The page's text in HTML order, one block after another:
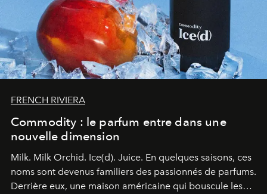
FRENCH RIVIERA
Commodity : le parfum entre dans une
nouvelle dimension
Milk. Milk Orchid. Ice(d). Juice. En quelques saisons, ces
noms sont devenus familiers des passionnés de parfums.
Derrière eux, une maison américaine qui bouscule les